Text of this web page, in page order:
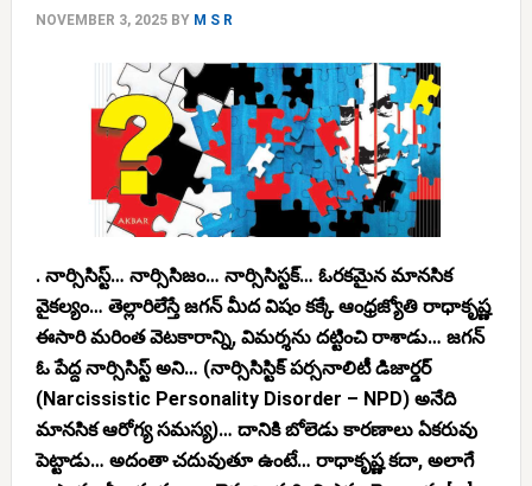
NOVEMBER 3, 2025BY M S R
. నార్సిసిస్ట్… నార్సిసిజం… నార్సిసిస్టక్… ఓరకమైన మానసిక
వైకల్యం… తెల్లారిలేస్తే జగన్ మీద విషం కక్కే ఆంధ్రజ్యోతి రాధాకృష్ణ
ఈసారి మరింత వెటకారాన్ని, విమర్శను దట్టించి రాశాడు… జగన్
ఓ పేద్ద నార్సిసిస్ట్ అని… (నార్సిసిస్టిక్ పర్సనాలిటీ డిజార్డర్
(Narcissistic Personality Disorder – NPD) అనేది
మానసిక ఆరోగ్య సమస్య)… దానికి బోలెడు కారణాలు ఏకరువు
పెట్టాడు… అదంతా చదువుతూ ఉంటే… రాధాకృష్ణ కదా, అలాగే